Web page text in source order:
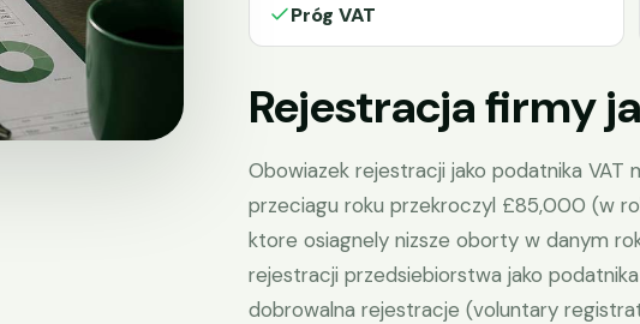
Próg VAT
Rejestracja firmy
Obowiazek rejestracji jako podatnika
przeciagu roku przekroczyl £85,000 (w
ktore osiagnely nizsze oborty w danym
rejestracji przedsiebiorstwa jako
dobrowalna rejestracje (voluntary